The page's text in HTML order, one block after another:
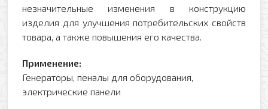
незначительные изменения в конструкцию
изделия для улучшения потребительских свойств
товара, а также повышения его качества.
Применение:
Генераторы, пеналы для оборудования,
электрические панели